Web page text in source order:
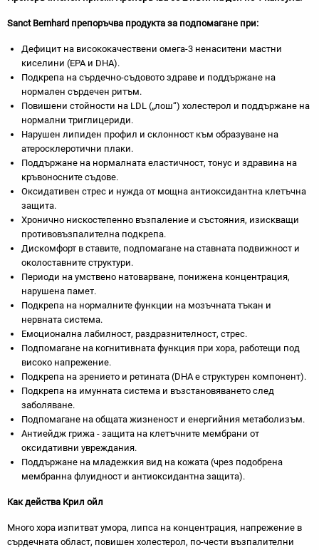
Sanct Bernhard препоръчва продукта за подпомагане при:
Дефицит на висококачествени омега-3 ненаситени мастни
киселини (EPA и DHA).
Подкрепа на сърдечно-съдовото здраве и поддържане на
нормален сърдечен ритъм.
Повишени стойности на LDL („лош“) холестерол и поддържане на
нормални триглицериди.
Нарушен липиден профил и склонност към образуване на
атеросклеротични плаки.
Поддържане на нормалната еластичност, тонус и здравина на
кръвоносните съдове.
Оксидативен стрес и нужда от мощна антиоксидантна клетъчна
защита.
Хронично нискостепенно възпаление и състояния, изискващи
противовъзпалителна подкрепа.
Дискомфорт в ставите, подпомагане на ставната подвижност и
околоставните структури.
Периоди на умствено натоварване, понижена концентрация,
нарушена памет.
Подкрепа на нормалните функции на мозъчната тъкан и
нервната система.
Емоционална лабилност, раздразнителност, стрес.
Подпомагане на когнитивната функция при хора, работещи под
високо напрежение.
Подкрепа на зрението и ретината (DHA е структурен компонент).
Подкрепа на имунната система и възстановяването след
заболяване.
Подпомагане на общата жизненост и енергийния метаболизъм.
Антиейдж грижа - защита на клетъчните мембрани от
оксидативни увреждания.
Поддържане на младежкия вид на кожата (чрез подобрена
мембранна флуидност и антиоксидантна защита).
Как действа Крил ойл
Много хора изпитват умора, липса на концентрация, напрежение в
сърдечната област, повишен холестерол, по-чести възпалителни